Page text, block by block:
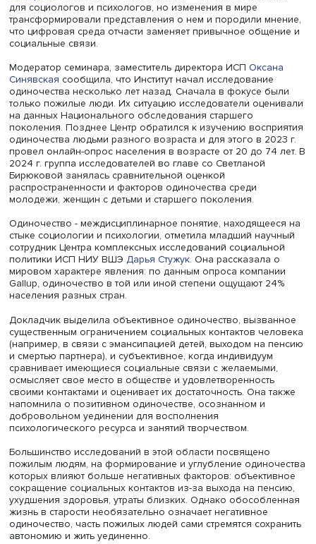
грантовой программы Фонда развития прикладных
исследований при поддержке НЦМУ «Центр
междисциплинарных исследований человеческого
потенциала».
Открывая семинар, проректор НИУ ВШЭ, директор
социальной политики, инициатор создания НЦМУЛилия
Овчароваотметила, что одиночество — не новое
для социологов и психологов, но изменения в мире
трансформировали представления о нем и породили
что цифровая среда отчасти заменяет привычное
социальные связи.
Модератор семинара, заместитель директора ИСП
Синявскаясообщила, что Институт начал исследование
только пожилые люди. Их ситуацию исследователи
на данных Национального обследования старшего
поколения. Позднее Центр обратился к изучению
одиночества людьми разного возраста и для этого в
провел онлайн-опрос населения в возрасте от 20 до
2024 г. группа исследователей во главе со Светланой
распространенности и факторов одиночества среди
молодежи, женщин с детьми и старшего поколения.
Одиночество - междисциплинарное понятие,
стыке социологии и психологии, отметила младший
сотрудник Центра комплексных исследований
политики ИСП НИУ ВШЭДарья Стужук.Она рассказала
мировом характере явления: по данным опроса
Gallup, одиночество в той или иной степени ощущают
населения разных стран.
Докладчик выделила объективное одиночество,
существенным ограничением социальных контактов
(например, в связи с эмансипацией детей, выходом на
и смертью партнера), и субъективное, когда индивидуум
сравнивает имеющиеся социальные связи с